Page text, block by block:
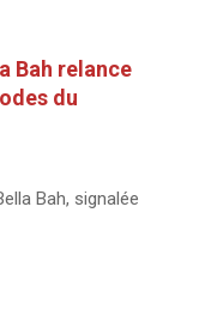
Bah relance
du
Bah, signalée